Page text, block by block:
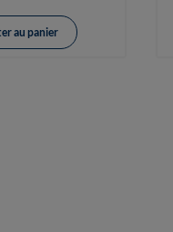
au panier